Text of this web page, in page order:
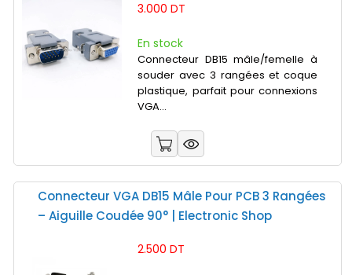
3.000 DT
En stock
Connecteur DB15 mâle/femelle à
souder avec 3 rangées et coque
plastique, parfait pour connexions
VGA...
Connecteur VGA DB15 Mâle Pour PCB 3 Rangées
– Aiguille Coudée 90° | Electronic Shop
2.500 DT